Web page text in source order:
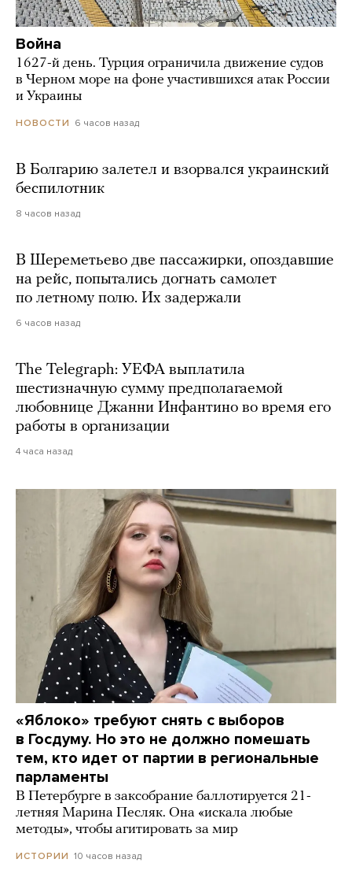
Война
1627-й день. Турция ограничила движение судов
в Черном море на фоне участившихся атак России
и Украины
НОВОСТИ 6 часов назад
В Болгарию залетел и взорвался украинский
беспилотник
8 часов назад
В Шереметьево две пассажирки, опоздавшие
на рейс, попытались догнать самолет
по летному полю. Их задержали
6 часов назад
The Telegraph: УЕФА выплатила
шестизначную сумму предполагаемой
любовнице Джанни Инфантино во время его
работы в организации
4 часа назад
«Яблоко» требуют снять с выборов
в Госдуму. Но это не должно помешать
тем, кто идет от партии в региональные
парламенты
В Петербурге в заксобрание баллотируется 21-
летняя Марина Песляк. Она «искала любые
методы», чтобы агитировать за мир
ИСТОРИИ 10 часов назад